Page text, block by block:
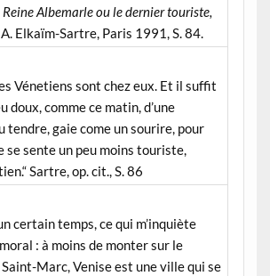
Reine Albemarle ou le dernier touriste,
Elkaïm-Sartre, Paris 1991, S. 84.
Vénetiens sont chez eux. Et il suffit
doux, comme ce matin, d’une
tendre, gaie come un sourire, pour
se sente un peu moins touriste,
Sartre, op. cit., S. 86
certain temps, ce qui m’inquiète
: à moins de monter sur le
Marc, Venise est une ville qui se